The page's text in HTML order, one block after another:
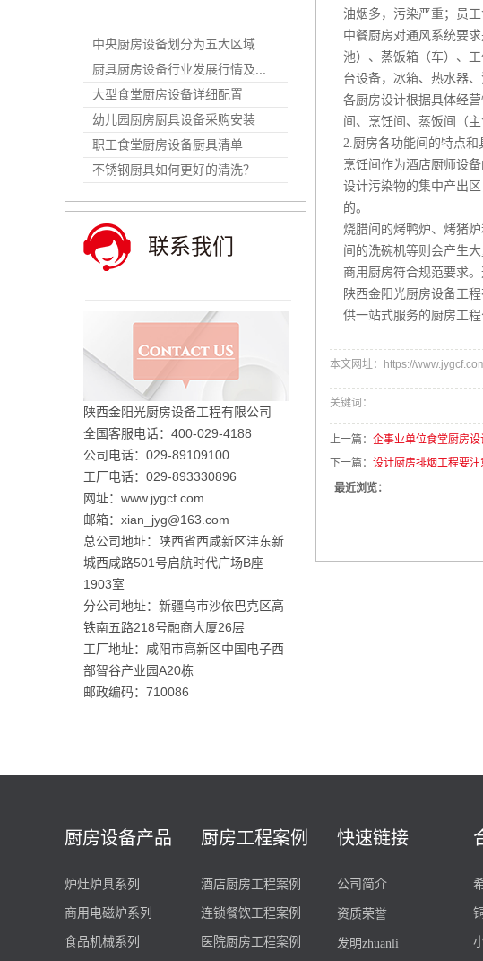
中央厨房设备划分为五大区域
厨具厨房设备行业发展行情及...
大型食堂厨房设备详细配置
幼儿园厨房厨具设备采购安装
职工食堂厨房设备厨具清单
不锈钢厨具如何更好的清洗？
联系我们
陕西金阳光厨房设备工程有限公司
全国客服电话：400-029-4188
公司电话：029-89109100
工厂电话：029-893330896
网址： www.jygcf.com
邮箱：xian_jyg@163.com
总公司地址：陕西省西咸新区沣东新
城西咸路501号启航时代广场B座
1903室
分公司地址：新疆乌市沙依巴克区高
铁南五路218号融商大厦26层
工厂地址：咸阳市高新区中国电子西
部智谷产业园A20栋
邮政编码：710086
油烟多，污染严重；员
中餐厨房对通风系统要
池）、蒸饭箱（车）、
台设备，冰箱、热水器
各厨房设计根据具体经
间、烹饪间、蒸饭间（
2.厨房各功能间的特点和
烹饪间作为酒店厨师设
设计污染物的集中产出
的。
烧腊间的烤鸭炉、烤猪
间的洗碗机等则会产生
商用厨房符合规范要求
陕西金阳光厨房设备工
供一站式服务的厨房工
本文网址：https://
关键词：
上一篇： 企事业单位食堂厨房设
下一篇： 设计厨房排烟工程要注
最近浏览：
厨房设备产品
炉灶炉具系列
商用电磁炉系列
食品机械系列
厨房工程案例
酒店厨房工程案例
连锁餐饮工程案例
医院厨房工程案例
快速链接
公司简介
资质荣誉
发明zhuanli